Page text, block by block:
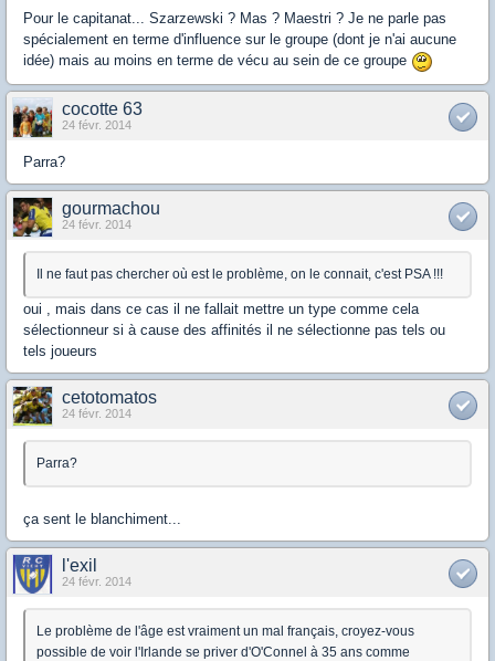
Pour le capitanat... Szarzewski ? Mas ? Maestri ? Je ne parle pas
spécialement en terme d'influence sur le groupe (dont je n'ai aucune
idée) mais au moins en terme de vécu au sein de ce groupe
cocotte 63
24 févr. 2014
Parra?
gourmachou
24 févr. 2014
Il ne faut pas chercher où est le problème, on le connait, c'est PSA !!!
oui , mais dans ce cas il ne fallait mettre un type comme cela
sélectionneur si à cause des affinités il ne sélectionne pas tels ou
tels joueurs
cetotomatos
24 févr. 2014
Parra?
ça sent le blanchiment...
l'exil
24 févr. 2014
Le problème de l'âge est vraiment un mal français, croyez-vous
possible de voir l'Irlande se priver d'O'Connel à 35 ans comme